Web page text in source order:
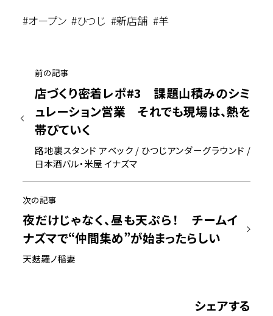
オープン ひつじ 新店舗 羊
前の記事
店づくり密着レポ#3 課題山積みのシミ
ュレーション営業 それでも現場は、熱を
帯びていく
路地裏スタンド アベック / ひつじアンダーグラウンド /
日本酒バル・米屋 イナズマ
次の記事
夜だけじゃなく、昼も天ぷら！ チームイ
ナズマで“仲間集め”が始まったらしい
天麩羅ノ稲妻
シェアする